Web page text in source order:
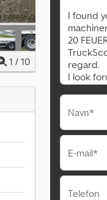
1 / 10
Navn*
E-mail*
Telefon